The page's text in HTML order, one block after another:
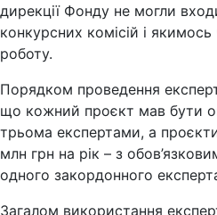
дирекції Фонду не могли
конкурсних комісій і
роботу.
Порядком проведення
що кожний проєкт мав бути
трьома експертами, а
млн грн на рік – з
одного закордонного
Загалом використання